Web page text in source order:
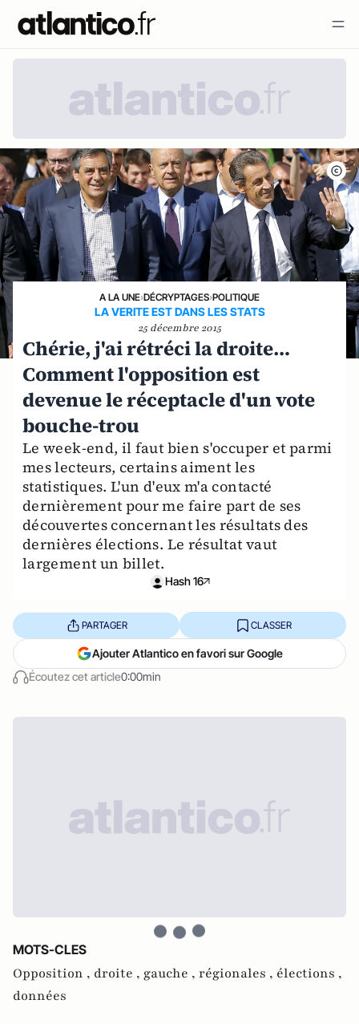
A LA UNE›DÉCRYPTAGES›POLITIQUE
LA VERITE EST DANS LES STATS
25 décembre 2015
Chérie, j'ai rétréci la droite…
Comment l'opposition est
devenue le réceptacle d'un vote
bouche-trou
Le week-end, il faut bien s'occuper et parmi
mes lecteurs, certains aiment les
statistiques. L'un d'eux m'a contacté
dernièrement pour me faire part de ses
découvertes concernant les résultats des
dernières élections. Le résultat vaut
largement un billet.
Hash 16
Écoutez cet article0:00min
PARTAGER CLASSER
Ajouter Atlantico en favori sur Google
MOTS-CLES
Opposition , droite , gauche , régionales , élections ,
données